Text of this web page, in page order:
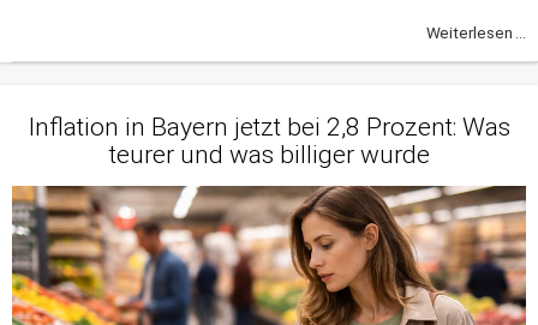
Weiterlesen ...
Inflation in Bayern jetzt bei 2,8 Prozent: Was
teurer und was billiger wurde